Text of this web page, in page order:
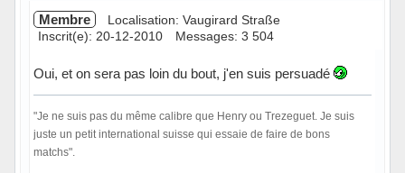
Membre
Localisation: Vaugirard Straße
Inscrit(e): 20-12-2010
Messages: 3 504
Oui, et on sera pas loin du bout, j'en suis persuadé
"Je ne suis pas du même calibre que Henry ou Trezeguet. Je suis
juste un petit international suisse qui essaie de faire de bons
matchs".